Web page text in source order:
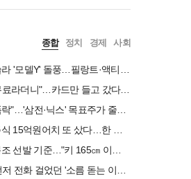
종합 정치 경제 사회
"공항 라운지 무료라더니"…카드만 들고 갔다간 '헛걸음'